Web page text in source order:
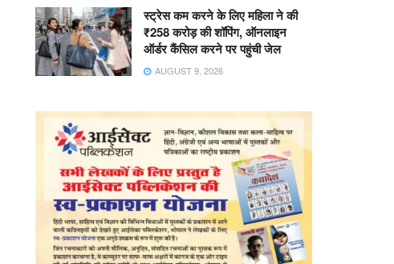
स्ट्रेस कम करने के लिए महिला ने की
₹258 करोड़ की शॉपिंग, ऑनलाइन
ऑर्डर कैंसिल करने पर पहुंची जेल
AUGUST 9, 2026